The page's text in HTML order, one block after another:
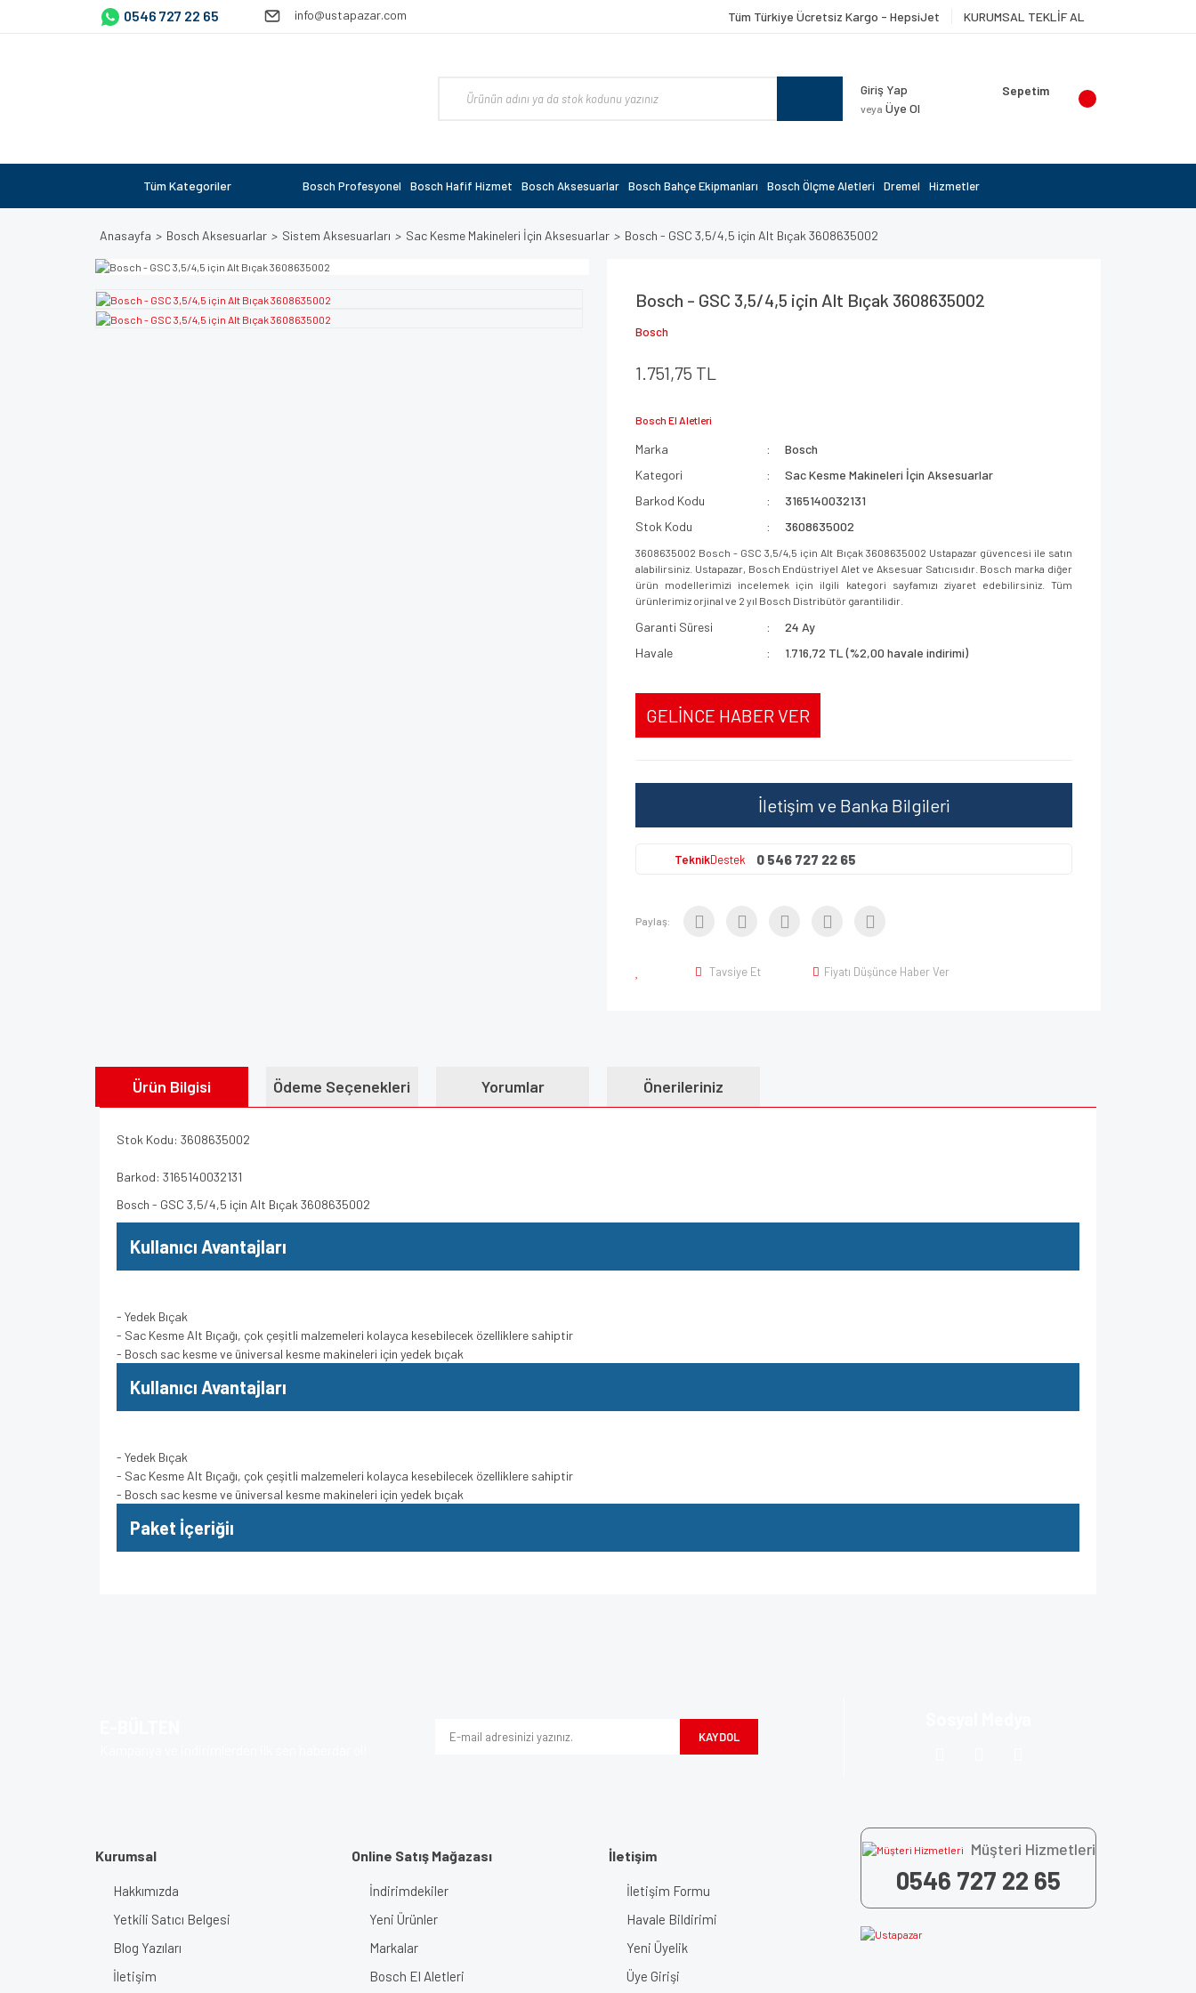
0546 727 22 65 info@ustapazar.com Tüm Türkiye Ücretsiz Kargo - HepsiJet KURUMSAL TEKLİF AL
Giriş Yap
veya Üye Ol
Sepetim
Tüm Kategoriler Bosch Profesyonel Bosch Hafif Hizmet Bosch Aksesuarlar Bosch Bahçe Ekipmanları Bosch Ölçme Aletleri Dremel Hizmetler
Anasayfa Bosch Aksesuarlar Sistem Aksesuarları Sac Kesme Makineleri İçin Aksesuarlar Bosch - GSC 3,5/4,5 için Alt Bıçak 3608635002
Bosch - GSC 3,5/4,5 için Alt Bıçak 3608635002
Bosch
1.751,75 TL
Bosch El Aletleri
Marka
Bosch
Kategori
Sac Kesme Makineleri İçin Aksesuarlar
Barkod Kodu
3165140032131
Stok Kodu
3608635002
3608635002 Bosch - GSC 3,5/4,5 için Alt Bıçak 3608635002 Ustapazar güvencesi ile satın
alabilirsiniz. Ustapazar, Bosch Endüstriyel Alet ve Aksesuar Satıcısıdır. Bosch marka diğer
ürün modellerimizi incelemek için ilgili kategori sayfamızı ziyaret edebilirsiniz. Tüm
ürünlerimiz orjinal ve 2 yıl Bosch Distribütör garantilidir.
Garanti Süresi
24 Ay
Havale
1.716,72 TL (%2,00 havale indirimi)
GELİNCE HABER VER
İletişim ve Banka Bilgileri
TeknikDestek 0 546 727 22 65
Paylaş:
Tavsiye Et Fiyatı Düşünce Haber Ver
Ürün Bilgisi Ödeme Seçenekleri Yorumlar Önerileriniz
Stok Kodu: 3608635002
Barkod: 3165140032131
Bosch - GSC 3,5/4,5 için Alt Bıçak 3608635002
Kullanıcı Avantajları
- Yedek Bıçak
- Sac Kesme Alt Bıçağı, çok çeşitli malzemeleri kolayca kesebilecek özelliklere sahiptir
- Bosch sac kesme ve üniversal kesme makineleri için yedek bıçak
Kullanıcı Avantajları
- Yedek Bıçak
- Sac Kesme Alt Bıçağı, çok çeşitli malzemeleri kolayca kesebilecek özelliklere sahiptir
- Bosch sac kesme ve üniversal kesme makineleri için yedek bıçak
Paket İçeriğiı
KAYDOL
Kurumsal
Hakkımızda
Yetkili Satıcı Belgesi
Blog Yazıları
İletişim
Online Satış Mağazası
İndirimdekiler
Yeni Ürünler
Markalar
Bosch El Aletleri
İletişim
İletişim Formu
Havale Bildirimi
Yeni Üyelik
Üye Girişi
Müşteri Hizmetleri
0546 727 22 65